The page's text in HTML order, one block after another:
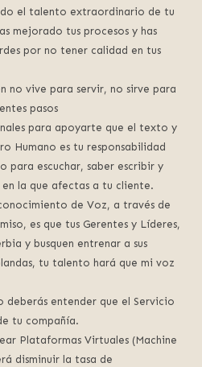
el talento extraordinario de tu
mejorado tus procesos y has
por no tener calidad en tus
no vive para servir, no sirve para
pasos
para apoyarte que el texto y
Humano es tu responsabilidad
para escuchar, saber escribir y
la que afectas a tu cliente.
de Voz, a través de
es que tus Gerentes y Líderes,
y busquen entrenar a sus
tu talento hará que mi voz
entender que el Servicio
tu compañía.
Plataformas Virtuales (Machine
disminuir la tasa de